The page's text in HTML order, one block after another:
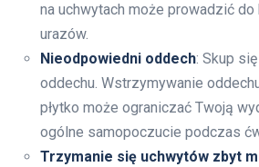
na uchwytach może prowadzić
urazów.
Nieodpowiedni oddech: Skup
oddechu. Wstrzymywanie
płytko może ograniczać Twoją
ogólne samopoczucie podczas
Trzymanie się uchwytów zbyt